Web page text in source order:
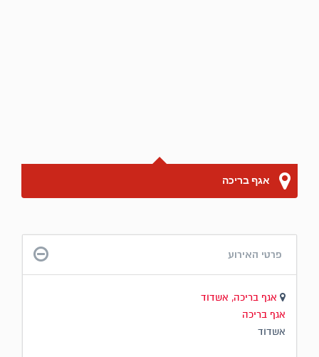
אגף בריכה
פרטי האירוע
אגף בריכה, אשדוד
אגף בריכה
אשדוד